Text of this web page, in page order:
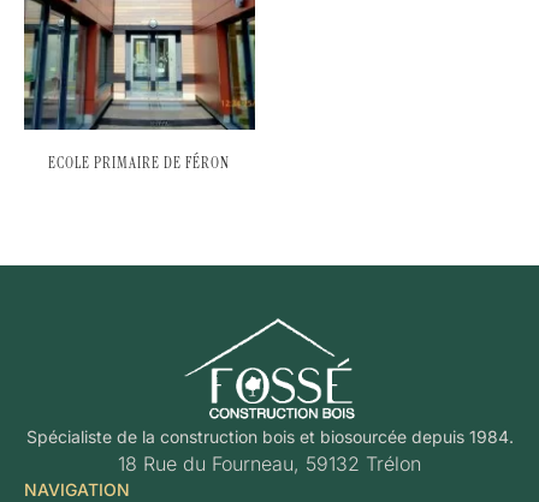
ECOLE PRIMAIRE DE FÉRON
Spécialiste de la construction bois et biosourcée depuis 1984.
18 Rue du Fourneau, 59132 Trélon
NAVIGATION